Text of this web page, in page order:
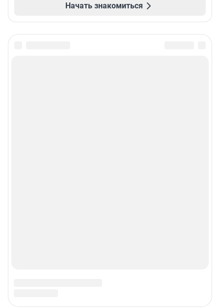
Начать знакомиться